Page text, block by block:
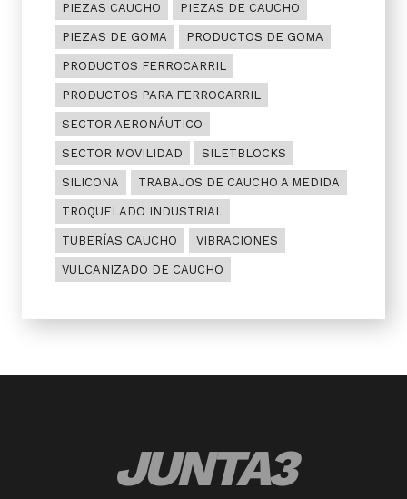
PIEZAS CAUCHO PIEZAS DE CAUCHO
PIEZAS DE GOMA PRODUCTOS DE GOMA
PRODUCTOS FERROCARRIL
PRODUCTOS PARA FERROCARRIL
SECTOR AERONÁUTICO
SECTOR MOVILIDAD SILETBLOCKS
SILICONA TRABAJOS DE CAUCHO A MEDIDA
TROQUELADO INDUSTRIAL
TUBERÍAS CAUCHO VIBRACIONES
VULCANIZADO DE CAUCHO
JUNTA3